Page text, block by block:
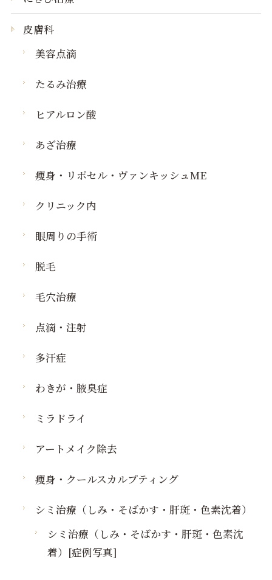
皮膚科
美容点滴
たるみ治療
ヒアルロン酸
あざ治療
痩身・リポセル・ヴァンキッシュME
クリニック内
眼周りの手術
脱毛
毛穴治療
点滴・注射
多汗症
わきが・腋臭症
ミラドライ
アートメイク除去
痩身・クールスカルプティング
シミ治療（しみ・そばかす・肝斑・色素沈着）
シミ治療（しみ・そばかす・肝斑・色素沈
着）[症例写真]